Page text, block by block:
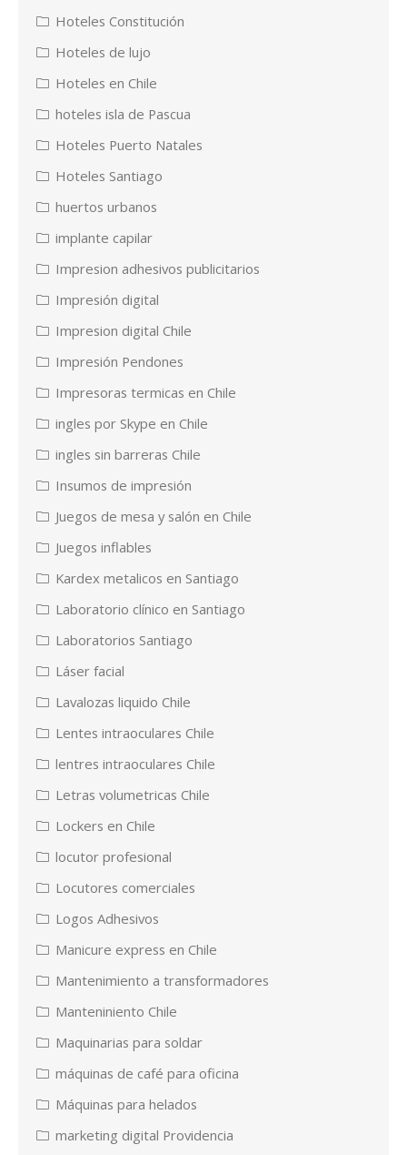
Hoteles Constitución
Hoteles de lujo
Hoteles en Chile
hoteles isla de Pascua
Hoteles Puerto Natales
Hoteles Santiago
huertos urbanos
implante capilar
Impresion adhesivos publicitarios
Impresión digital
Impresion digital Chile
Impresión Pendones
Impresoras termicas en Chile
ingles por Skype en Chile
ingles sin barreras Chile
Insumos de impresión
Juegos de mesa y salón en Chile
Juegos inflables
Kardex metalicos en Santiago
Laboratorio clínico en Santiago
Laboratorios Santiago
Láser facial
Lavalozas liquido Chile
Lentes intraoculares Chile
lentres intraoculares Chile
Letras volumetricas Chile
Lockers en Chile
locutor profesional
Locutores comerciales
Logos Adhesivos
Manicure express en Chile
Mantenimiento a transformadores
Manteniniento Chile
Maquinarias para soldar
máquinas de café para oficina
Máquinas para helados
marketing digital Providencia